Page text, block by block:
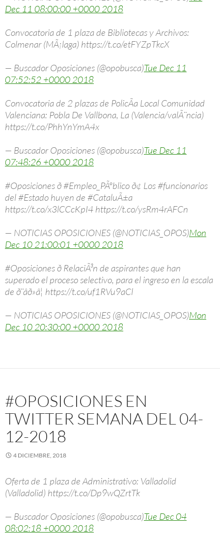
Dec 11 08:00:00 +0000 2018
Convocatoria de 1 plaza de Bibliotecas y Archivos:
Colmenar (MÃ¡laga) https://t.co/etFYZpTkcX
— Buscador Oposiciones (@opobusca)Tue Dec 11
07:52:52 +0000 2018
Convocatoria de 2 plazas de PolicÃ­a Local Comunidad
Valenciana: Pobla De Vallbona, La (Valencia/valÃ¨ncia)
https://t.co/PhhYnYmA4x
— Buscador Oposiciones (@opobusca)Tue Dec 11
07:48:26 +0000 2018
#Oposiciones ð #Empleo_PÃºblico ð¢ Los #funcionarios
del #Estado huyen de #CataluÃ±a
https://t.co/x3lCCcKpI4 https://t.co/ysRm4rAFCn
— NOTICIAS OPOSICIONES (@NOTICIAS_OPOS)Mon
Dec 10 21:00:01 +0000 2018
#Oposiciones ð RelaciÃ³n de aspirantes que han
superado el proceso selectivo, para el ingreso en la escala
de ð¨âð»â¦ https://t.co/uf1RVu9aCl
— NOTICIAS OPOSICIONES (@NOTICIAS_OPOS)Mon
Dec 10 20:30:00 +0000 2018
#OPOSICIONES EN
TWITTER SEMANA DEL 04-
12-2018
4 DICIEMBRE, 2018
Oferta de 1 plaza de Administrativo: Valladolid
(Valladolid) https://t.co/Dp9wQZrtTk
— Buscador Oposiciones (@opobusca)Tue Dec 04
08:02:18 +0000 2018